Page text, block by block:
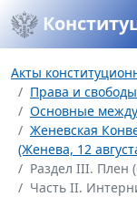
Акты
Права и
Основные
Женевская
(Женева, 12
Раздел III. Плен
Часть II.